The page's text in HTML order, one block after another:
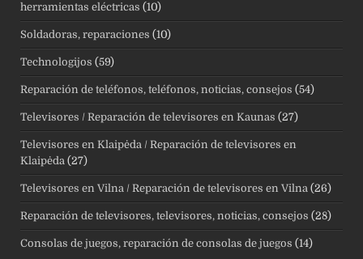
herramientas eléctricas (10)
Soldadoras, reparaciones (10)
Technologijos (59)
Reparación de teléfonos, teléfonos, noticias, consejos (54)
Televisores / Reparación de televisores en Kaunas (27)
Televisores en Klaipėda / Reparación de televisores en
Klaipėda (27)
Televisores en Vilna / Reparación de televisores en Vilna (26)
Reparación de televisores, televisores, noticias, consejos (28)
Consolas de juegos, reparación de consolas de juegos (14)